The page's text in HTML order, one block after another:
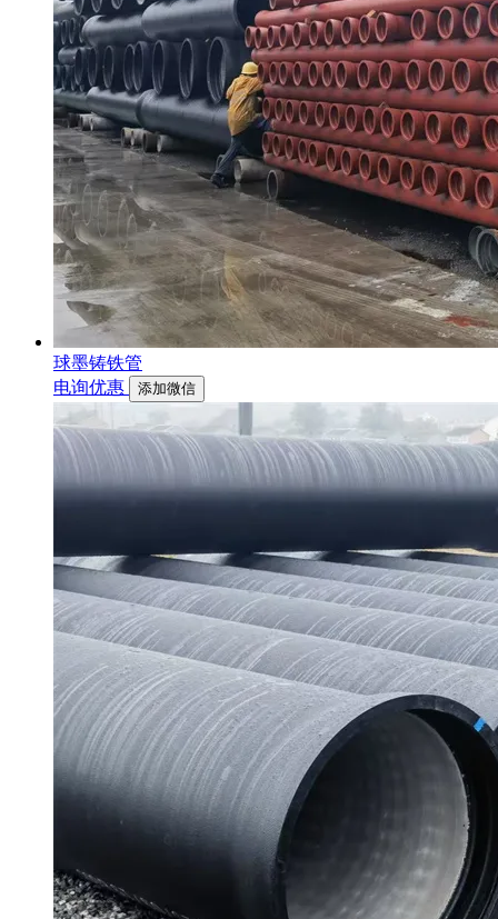
球墨铸铁管
电询优惠
添加微信